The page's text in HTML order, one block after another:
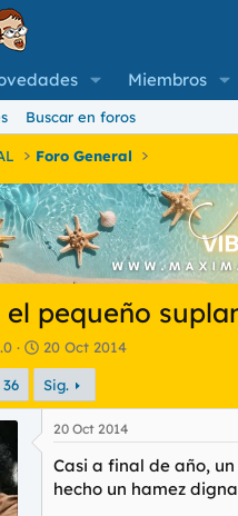
Miembros
Buscar en foros
Foro General
el pequeño
F
e
c
h
20 Oct 2014
36 Sig.
20 Oct 2014
Casi a final de año,
hecho un hamez